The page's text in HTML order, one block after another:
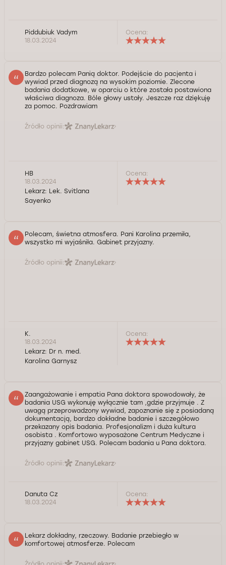
Piddubiuk Vadym
18.03.2024
Ocena:
Bardzo polecam Panią doktor. Podejście do pacjenta i
wywiad przed diagnozą na wysokim poziomie. Zlecone
badania dodatkowe, w oparciu o które została postawiona
właściwa diagnoza. Bóle głowy ustały. Jeszcze raz dziękuję
za pomoc. Pozdrawiam
Źródło opinii:
HB
18.03.2024
Lekarz: Lek. Svitlana
Sayenko
Ocena:
Polecam, świetna atmosfera. Pani Karolina przemiła,
wszystko mi wyjaśniła. Gabinet przyjazny.
Źródło opinii:
K.
18.03.2024
Lekarz: Dr n. med.
Karolina Garnysz
Ocena:
Zaangażowanie i empatia Pana doktora spowodowały, że
badania USG wykonuję wyłącznie tam ,gdzie przyjmuje . Z
uwagą przeprowadzony wywiad, zapoznanie się z posiadaną
dokumentacją, bardzo dokładne badanie i szczegółowo
przekazany opis badania. Profesjonalizm i duża kultura
osobista . Komfortowo wyposażone Centrum Medyczne i
przyjazny gabinet USG. Polecam badania u Pana doktora.
Źródło opinii:
Danuta Cz
18.03.2024
Ocena:
Lekarz dokładny, rzeczowy. Badanie przebiegło w
komfortowej atmosferze. Polecam